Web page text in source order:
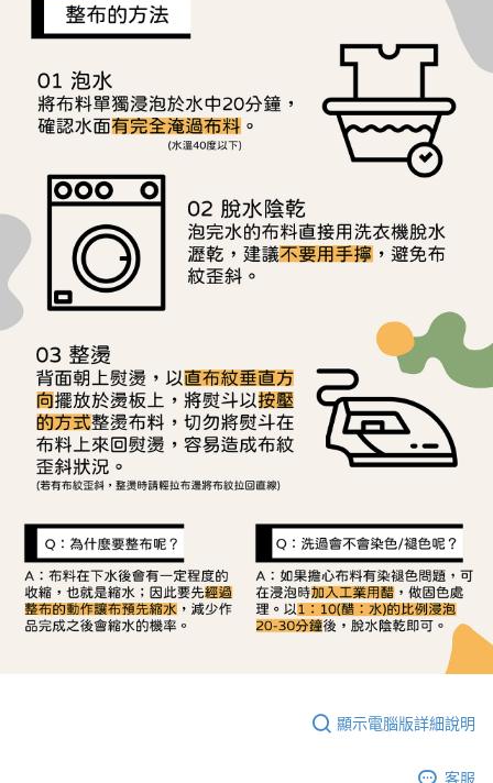
易，需依本服務之必要範圍內提供個人資料，並將交易相關給付款項請求債
權轉讓予恩沛科技股份有限公司。
https://aftee.tw/terms/#terms3
３．未成年的使用者請事先徵得法定代理人或監護人之同意方可使用
「AFTEE先享後付」，若未經同意申辦者引起之損失，本公司不負相關責
任。
４．使用「AFTEE先享後付」時，將依據個別帳號之用戶狀況，依本公司即
時審查核予不同之上限額度；若仍有額度不足之情形，本公司將視審查結果
請求用戶進行身份認證。
５．嚴禁一人註冊多個帳號或使用他人資訊註冊。若發現惡意使用之情形，
恩沛科技股份有限公司將有權停止該用戶之使用額度並採取法律行動。
顯示電腦版詳細說明
客服